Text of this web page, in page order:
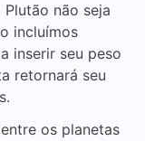
não seja
incluímos
inserir seu peso
retornará seu
os planetas